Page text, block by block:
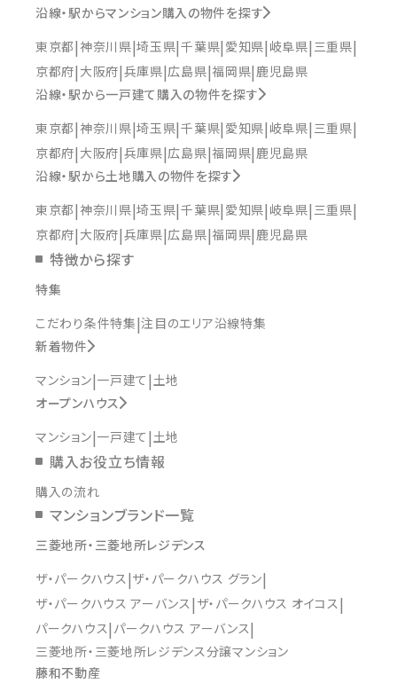
沿線・駅からマンション購入の物件を探す
東京都 神奈川県 埼玉県 千葉県 愛知県 岐阜県 三重県
京都府 大阪府 兵庫県 広島県 福岡県 鹿児島県
沿線・駅から一戸建て購入の物件を探す
東京都 神奈川県 埼玉県 千葉県 愛知県 岐阜県 三重県
京都府 大阪府 兵庫県 広島県 福岡県 鹿児島県
沿線・駅から土地購入の物件を探す
東京都 神奈川県 埼玉県 千葉県 愛知県 岐阜県 三重県
京都府 大阪府 兵庫県 広島県 福岡県 鹿児島県
特徴から探す
特集
こだわり条件特集 注目のエリア沿線特集
新着物件
マンション 一戸建て 土地
オープンハウス
マンション 一戸建て 土地
購入お役立ち情報
購入の流れ
マンションブランド一覧
三菱地所・三菱地所レジデンス
ザ・パークハウス ザ・パークハウス グラン
ザ・パークハウス アーバンス ザ・パークハウス オイコス
パークハウス パークハウス アーバンス
三菱地所・三菱地所レジデンス分譲マンション
藤和不動産